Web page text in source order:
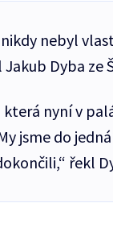
nebyl
Jakub Dyba ze
která nyní v
jsme do
řekl